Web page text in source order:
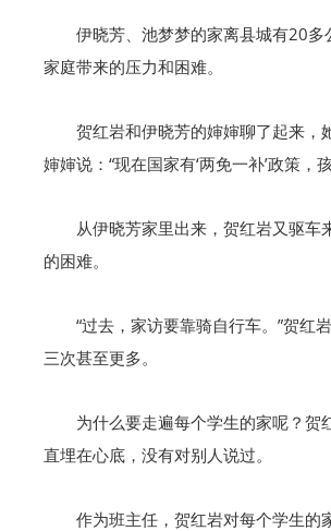
伊晓芳、池梦梦的家离县城有20
家庭带来的压力和困难。
贺红岩和伊晓芳的婶婶聊了起来，
婶婶说：“现在国家有‘两免一补’政策
从伊晓芳家里出来，贺红岩又驱
的困难。
“过去，家访要靠骑自行车。”贺
三次甚至更多。
为什么要走遍每个学生的家呢？贺
直埋在心底，没有对别人说过。
作为班主任，贺红岩对每个学生的